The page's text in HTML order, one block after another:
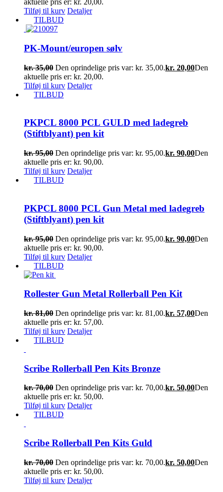
aktuelle pris er: kr. 20,00.
Tilføj til kurv Detaljer
TILBUD
PK-Mount/europen sølv
kr.35,00 Den oprindelige pris var: kr. 35,00.kr. 20,00Den
aktuelle pris er: kr. 20,00.
Tilføj til kurv Detaljer
TILBUD
PKPCL 8000 PCL GULD med ladegreb
(Stiftblyant) pen kit
kr.95,00 Den oprindelige pris var: kr. 95,00.kr. 90,00Den
aktuelle pris er: kr. 90,00.
Tilføj til kurv Detaljer
TILBUD
PKPCL 8000 PCL Gun Metal med ladegreb
(Stiftblyant) pen kit
kr.95,00 Den oprindelige pris var: kr. 95,00.kr. 90,00Den
aktuelle pris er: kr. 90,00.
Tilføj til kurv Detaljer
TILBUD
Rollester Gun Metal Rollerball Pen Kit
kr.81,00 Den oprindelige pris var: kr. 81,00.kr. 57,00Den
aktuelle pris er: kr. 57,00.
Tilføj til kurv Detaljer
TILBUD
Scribe Rollerball Pen Kits Bronze
kr.70,00 Den oprindelige pris var: kr. 70,00.kr. 50,00Den
aktuelle pris er: kr. 50,00.
Tilføj til kurv Detaljer
TILBUD
Scribe Rollerball Pen Kits Guld
kr.70,00 Den oprindelige pris var: kr. 70,00.kr. 50,00Den
aktuelle pris er: kr. 50,00.
Tilføj til kurv Detaljer